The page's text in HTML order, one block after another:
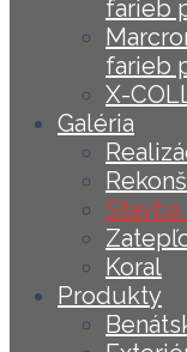
farieb
farieb
X-
Galéria
Koral
Produkty